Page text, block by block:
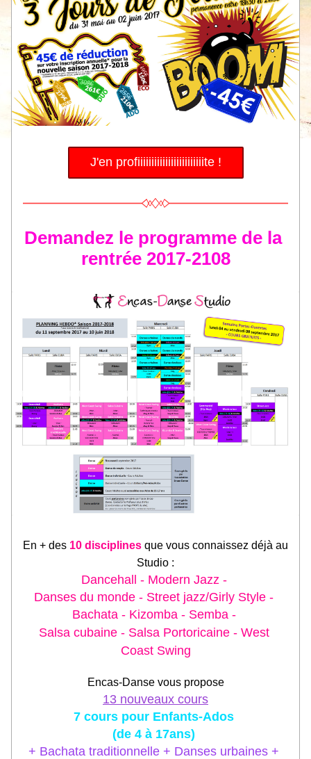
J'en profiiiiiiiiiiiiiiiiiiiiiiiite !
Demandez le programme de la
rentrée 2017-2108
En + des 10 disciplines que vous connaissez déjà au
Studio :
Dancehall - Modern Jazz -
Danses du monde - Street jazz/Girly Style -
Bachata - Kizomba - Semba -
Salsa cubaine - Salsa Portoricaine - West
Coast Swing
Encas-Danse vous propose
13 nouveaux cours
7 cours pour Enfants-Ados
(de 4 à 17ans)
+ Bachata traditionnelle + Danses urbaines +